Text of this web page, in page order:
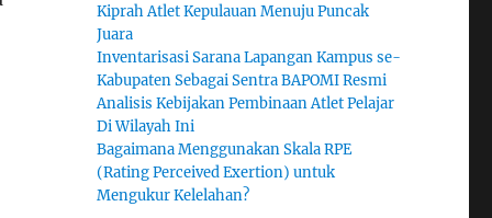
Kiprah Atlet Kepulauan Menuju Puncak
Juara
Inventarisasi Sarana Lapangan Kampus se-
Kabupaten Sebagai Sentra BAPOMI Resmi
Analisis Kebijakan Pembinaan Atlet Pelajar
Di Wilayah Ini
Bagaimana Menggunakan Skala RPE
(Rating Perceived Exertion) untuk
Mengukur Kelelahan?